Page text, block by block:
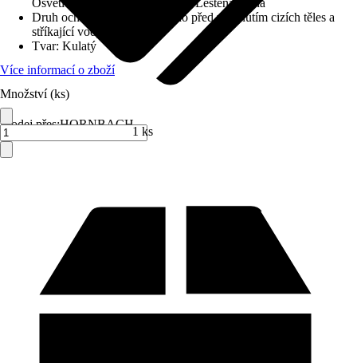
Prodej přes:HORNBACH
Osvětlení integrované, C-hrana, Leštěná hrana
Druh ochrany
IP 44 (chráněno před vniknutím cizích těles a
stříkající vody)
Tvar: Kulatý
Více informací o zboží
Množství (ks)
1 ks